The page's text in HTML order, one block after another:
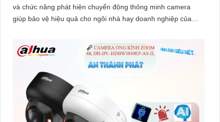
và chức năng phát hiện chuyển động thông minh camera
giúp bảo vệ hiệu quả cho ngôi nhà hay doanh nghiệp của